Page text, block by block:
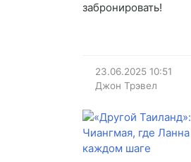
забронировать!
23.06.2025 10:51
Джон Трэвел